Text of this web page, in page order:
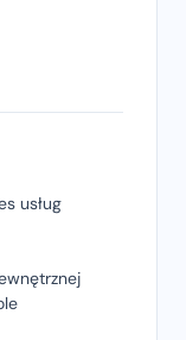
usług